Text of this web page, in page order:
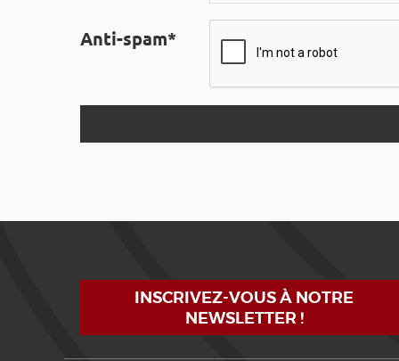
Anti-spam*
INSCRIVEZ-VOUS À NOTRE
NEWSLETTER !